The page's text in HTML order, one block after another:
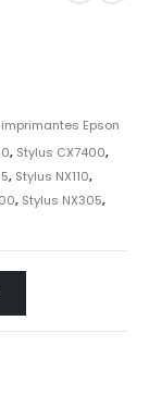
Epson
, Stylus CX7400,
, Stylus NX110,
, Stylus NX305,